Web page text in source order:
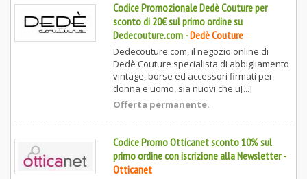
Codice Promozionale Dedè Couture per
sconto di 20€ sul primo ordine su
Dedecouture.com-Dedè Couture
Dedecouture.com, il negozio online di
Dedè Couture specialista di abbigliamento
vintage, borse ed accessori firmati per
donna e uomo, sia nuovi che u[...]
Offerta permanente.
Codice Promo Otticanet sconto 10% sul
primo ordine con iscrizione alla Newsletter-
Otticanet